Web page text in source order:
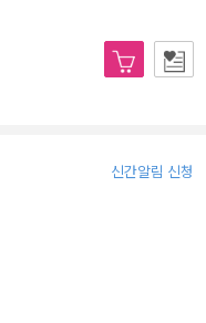
신간알림 신청